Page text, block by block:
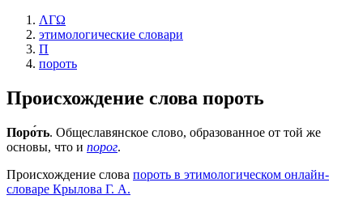
ΛΓΩ
этимологические словари
П
пороть
Происхождение слова пороть
Поро́ть. Общеславянское слово, образованное от той же
основы, что и порог.
Происхождение слова пороть в этимологическом онлайн-
словаре Крылова Г. А.